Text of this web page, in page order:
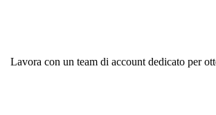
Lavora con un team di account dedicato per